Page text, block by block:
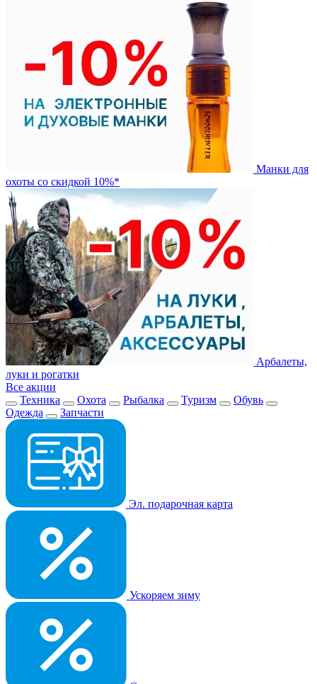
Манки для
охоты со скидкой 10%*
Арбалеты,
луки и рогатки
Все акции
Техника
Охота Рыбалка Туризм
Обувь
Одежда
Запчасти
Эл. подарочная карта
Ускоряем зиму